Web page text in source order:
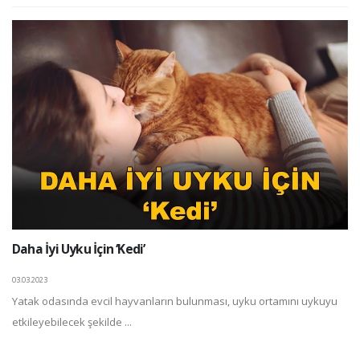
Daha İyi Uyku İçin ‘Kedi’
03.03.2023
Yatak odasında evcil hayvanların bulunması, uyku ortamını uykuyu
etkileyebilecek şekilde ...